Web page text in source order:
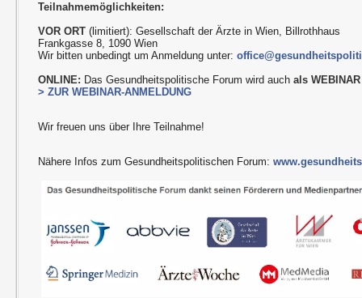
Teilnahmemöglichkeiten:
VOR ORT (limitiert): Gesellschaft der Ärzte in Wien, Billrothhaus
Frankgasse 8, 1090 Wien
Wir bitten unbedingt um Anmeldung unter:
ONLINE: Das Gesundheitspolitische Forum wird auch als WEBINAR
> ZUR WEBINAR-ANMELDUNG
Wir freuen uns über Ihre Teilnahme!
Nähere Infos zum Gesundheitspolitischen Forum: